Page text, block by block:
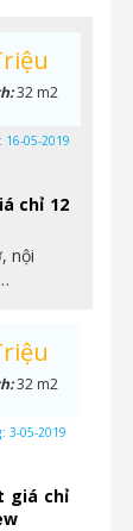
chỉ 12
nội
32 m2
16-05-2019
giá chỉ
32 m2
3-05-2019